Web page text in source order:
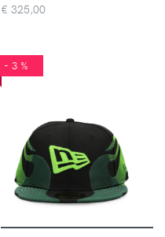
€ 325,00
-3%